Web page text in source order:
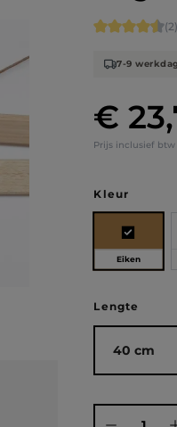
Normale
€
Prijs inclusief
Gemiddelde(2)
7-9
Selecteer
Kleur
Eiken
Selecteer
Lengte